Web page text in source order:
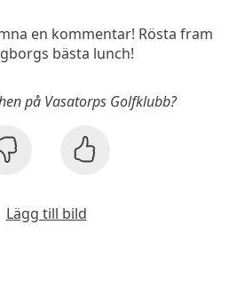
en kommentar! Rösta fram
bästa lunch!
på Vasatorps Golfklubb?
Lägg till bild